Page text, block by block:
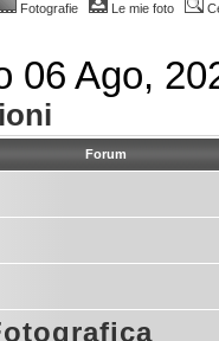
Fotografie Le mie foto
06 Ago,
Forum